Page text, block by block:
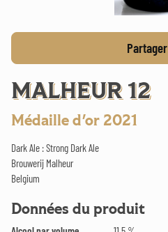
Partager
MALHEUR 12
Médaille d'or 2021
Dark Ale : Strong Dark Ale
Brouwerij Malheur
Belgium
Données du produit